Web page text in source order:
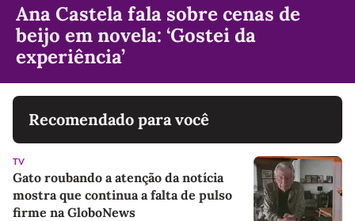
Ana Castela fala sobre cenas de
beijo em novela: ‘Gostei da
experiência’
Recomendado para você
TV
Gato roubando a atenção da notícia
mostra que continua a falta de pulso
firme na GloboNews